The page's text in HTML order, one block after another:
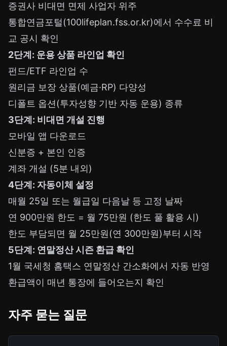
증권사 비대면 면제 사업자 위주
통합연금포털(100lifeplan.fss.or.kr)에서 수수료 비
교 공시 확인
2단계: 운용 상품 라인업 확인
펀드/ETF 라인업 수
원리금 보장 상품(예금·RP) 다양성
디폴트 옵션(투자성향 기반 자동 운용) 종류
3단계: 비대면 개설 진행
모바일 앱 다운로드
신분증 + 본인 인증
계좌 개설 (5분 내외)
4단계: 자동이체 설정
매월 25일 또는 월급일 다음날 등 고정 날짜
연 900만원 한도 = 월 75만원 (한도 풀 활용 시)
한도 부담되면 월 25만원(연 300만원)부터 시작
5단계: 연말정산 시즌 환급 확인
1월 국세청 홈택스 연말정산 간소화에서 자동 반영
환급액이 매년 통장에 들어오는지 확인
자주 묻는 질문